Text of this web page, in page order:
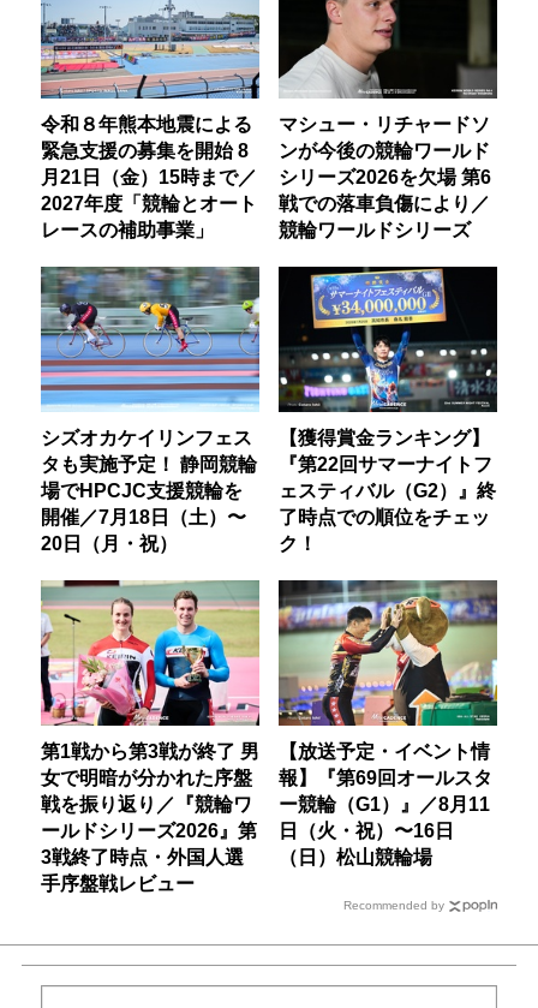
令和８年熊本地震による
緊急支援の募集を開始 8
月21日（金）15時まで／
2027年度「競輪とオート
レースの補助事業」
マシュー・リチャードソ
ンが今後の競輪ワールド
シリーズ2026を欠場 第6
戦での落車負傷により／
競輪ワールドシリーズ
シズオカケイリンフェス
タも実施予定！ 静岡競輪
場でHPCJC支援競輪を
開催／7月18日（土）〜
20日（月・祝）
【獲得賞金ランキング】
『第22回サマーナイトフ
ェスティバル（G2）』終
了時点での順位をチェッ
ク！
第1戦から第3戦が終了 男
女で明暗が分かれた序盤
戦を振り返り／『競輪ワ
ールドシリーズ2026』第
3戦終了時点・外国人選
手序盤戦レビュー
【放送予定・イベント情
報】『第69回オールスタ
ー競輪（G1）』／8月11
日（火・祝）〜16日
（日）松山競輪場
Recommended by